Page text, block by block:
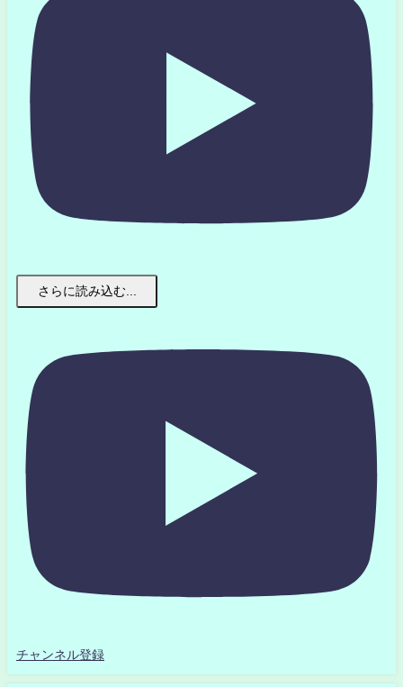
さらに読み込む...
チャンネル登録